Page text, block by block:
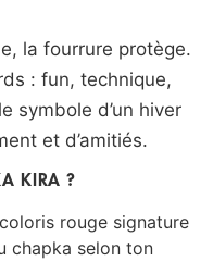
la fourrure protège.
: fun, technique,
symbole d’un hiver
et d’amitiés.
KIRA ?
rouge signature
chapka selon ton